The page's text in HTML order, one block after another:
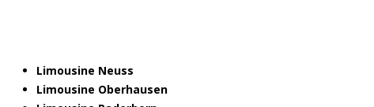
Limousine Neuss
Limousine Oberhausen